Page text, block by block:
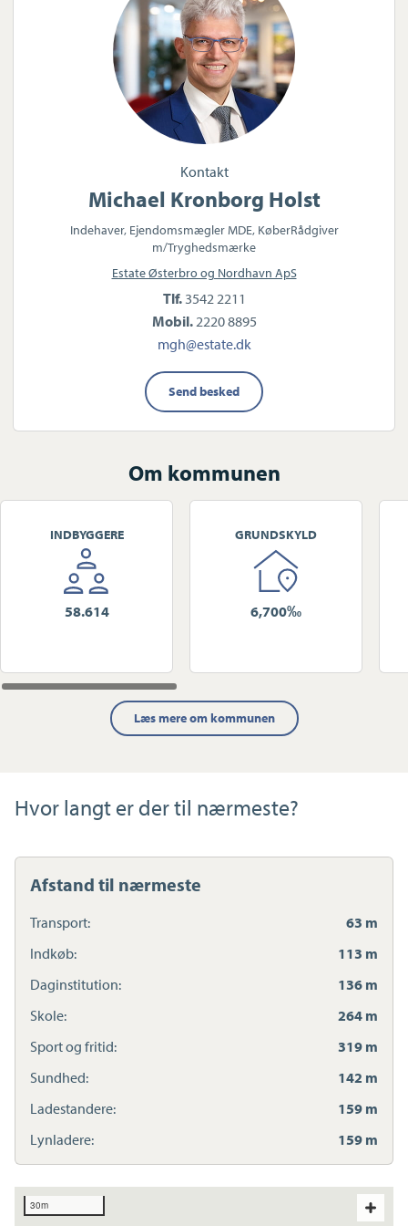
Kontakt
Michael Kronborg Holst
Indehaver, Ejendomsmægler MDE, KøberRådgiver
m/Tryghedsmærke
Estate Østerbro og Nordhavn ApS
Tlf. 3542 2211
Mobil.2220 8895
mgh@estate.dk
Send besked
Om kommunen
INDBYGGERE
58.614
GRUNDSKYLD
6,700‰
Læs mere om kommunen
Hvor langt er der til nærmeste?
Afstand til nærmeste
Transport:
63 m
Indkøb:
113 m
Daginstitution:
136 m
Skole:
264 m
Sport og fritid:
319 m
Sundhed:
142 m
Ladestandere:
159 m
Lynladere:
159 m
30m